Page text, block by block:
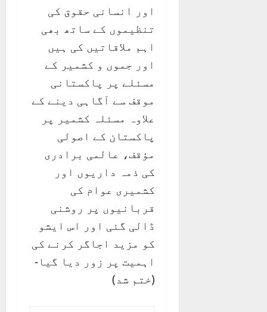
اور انسانی حقوق کی
تنظیموں کے ساتھ بھی
اہم ملاقاتیں کی ہیں
اور جموں و کشمیر کے
مسئلے پر پاکستانی
موقف سے آگاہی دینے کے
علاوہ مسئلہ کشمیر پر
پاکستان کے اصولی
مؤقف، عالمی برادری
کی ذمہ داریوں اور
کشمیری عوام کی
قربانیوں پر روشنی
ڈالی گئی اور اس ایشو
کو مزید اجاگر کرنے کی
اہمیت پر زور دیا گیا-
(ختم شد)